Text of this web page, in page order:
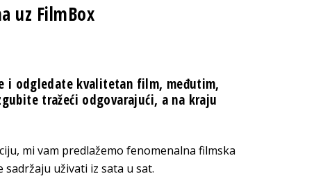
uz FilmBox
i odgledate kvalitetan film, međutim,
tražeći odgovarajući, a na kraju
mi vam predlažemo fenomenalna filmska
uživati iz sata u sat.